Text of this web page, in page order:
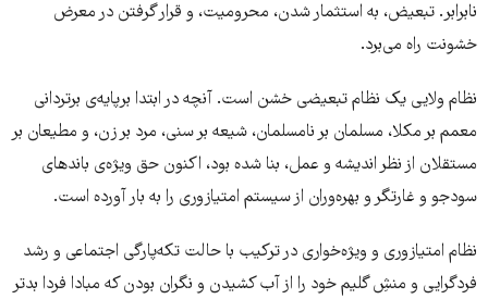
نابرابر. تبعیض، به استثمار شدن، محرومیت، و قرار گرفتن در معرض
خشونت راه می‌برد.
نظام ولایی یک نظام تبعیضی خشن است. آنچه در ابتدا برپایه‌ی برتردانی
معمم بر مکلا، مسلمان بر نامسلمان، شیعه بر سنی، مرد بر زن، و مطیعان بر
مستقلان از نظر اندیشه و عمل، بنا شده بود، اکنون حق ویژه‌ی باندهای
سودجو و غارتگر و بهره‌وران از سیستم امتیازوری را به بار آورده است.
نظام امتیازوری و ویژه‌خواری در ترکیب با حالت تکه‌پارگی اجتماعی و رشد
فردگرایی و منشِ گلیم خود را از آب کشیدن و نگران بودن که مبادا فردا بدتر